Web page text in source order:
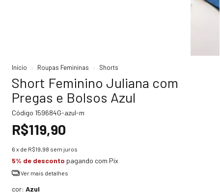
Início Roupas Femininas Shorts
Short Feminino Juliana com
Pregas e Bolsos Azul
Código 159684G-azul-m
R$119,90
6 x de R$19,98 sem juros
5% de desconto pagando com Pix
Ver mais detalhes
cor: Azul